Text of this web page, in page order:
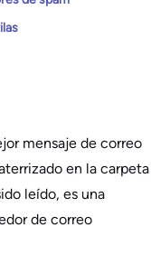
mensaje de correo
en la carpeta
leído, es una
de correo